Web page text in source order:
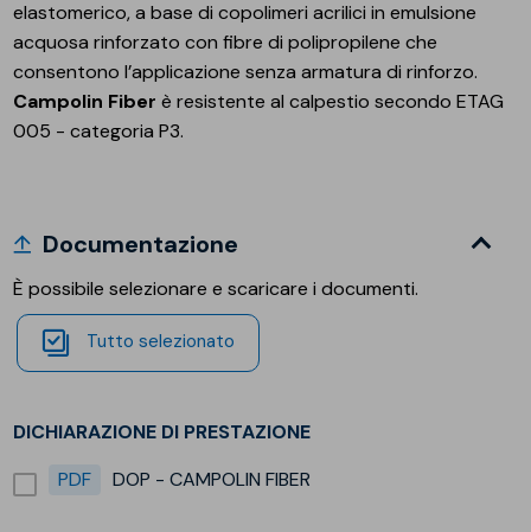
elastomerico, a base di copolimeri acrilici in emulsione
acquosa rinforzato con fibre di polipropilene che
consentono l’applicazione senza armatura di rinforzo.
Campolin Fiber è resistente al calpestio secondo ETAG
005 - categoria P3.
Documentazione
È possibile selezionare e scaricare i documenti.
Tutto selezionato
DICHIARAZIONE DI PRESTAZIONE
PDF
DOP - CAMPOLIN FIBER